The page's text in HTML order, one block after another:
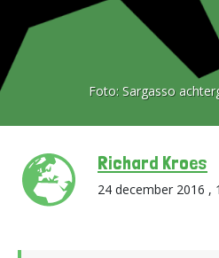
Foto: Sargasso
Richard Kroes
24 december 2016 ,